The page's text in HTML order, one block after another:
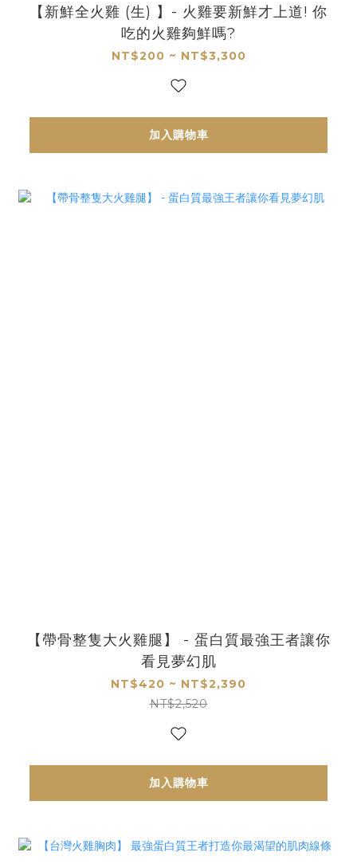
【新鮮全火雞 (生) 】- 火雞要新鮮才上道! 你
吃的火雞夠鮮嗎?
NT$200 ~ NT$3,300
加入購物車
【帶骨整隻大火雞腿】 - 蛋白質最強王者讓你
看見夢幻肌
NT$420 ~ NT$2,390
NT$2,520
加入購物車